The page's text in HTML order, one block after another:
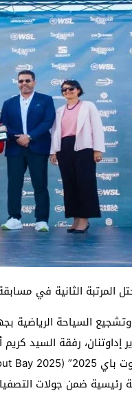
الثانية في مسابقة
وتشجيع السياحة
إداوتنان، رفقة السيد